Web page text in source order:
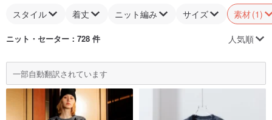
スタイル 着丈 ニット編み サイズ 素材(1)
ニット・セーター ：728 件 人気順
一部自動翻訳されています